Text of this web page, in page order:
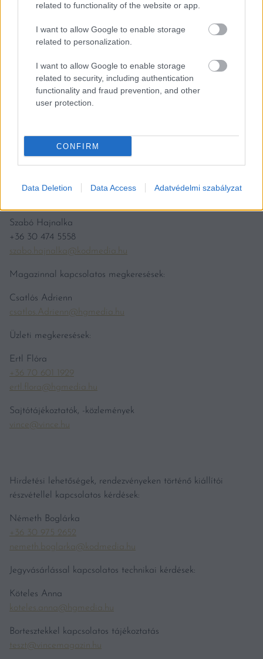
related to functionality of the website or app.
I want to allow Google to enable storage
related to personalization.
I want to allow Google to enable storage
related to security, including authentication
functionality and fraud prevention, and other
user protection.
CONFIRM
Data Deletion Data Access Adatvédelmi szabályzat
Általános Szerződési Feltételek
Profilom
Játékszabályzat
Moderálási szabályzat
Borcsomagjaink
Rendezvény jegyek
Szabó Hajnalka
+36 30 474 5558
szabo.hajnalka@kodmedia.hu
Magazinnal kapcsolatos megkeresések:
Csatlós Adrienn
csatlos.Adrienn@hgmedia.hu
Üzleti megkeresések:
Ertl Flóra
+36 70 601 1929
ertl.flora@hgmedia.hu
Sajtótájékoztatók, -közlemények
vince@vince.hu
Hirdetési lehetőségek, rendezvényeken történő kiállítói
részvétellel kapcsolatos kérdések:
Németh Boglárka
+36 30 975 2652
nemeth.boglarka@kodmedia.hu
Jegyvásárlással kapcsolatos technikai kérdések:
Köteles Anna
koteles.anna@hgmedia.hu
Bortesztekkel kapcsolatos tájékoztatás
teszt@vincemagazin.hu